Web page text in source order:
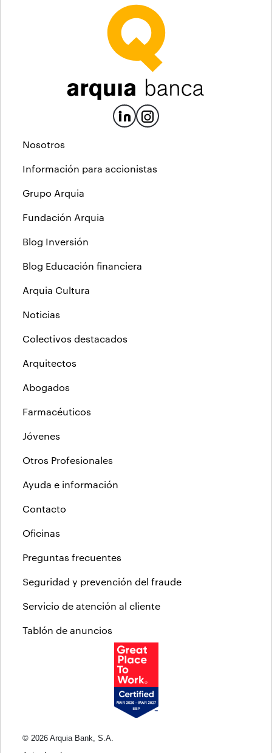
Nosotros
Información para accionistas
Grupo Arquia
Fundación Arquia
Blog Inversión
Blog Educación financiera
Arquia Cultura
Noticias
Colectivos destacados
Arquitectos
Abogados
Farmacéuticos
Jóvenes
Otros Profesionales
Ayuda e información
Contacto
Oficinas
Preguntas frecuentes
Seguridad y prevención del fraude
Servicio de atención al cliente
Tablón de anuncios
© 2026 Arquia Bank, S.A.